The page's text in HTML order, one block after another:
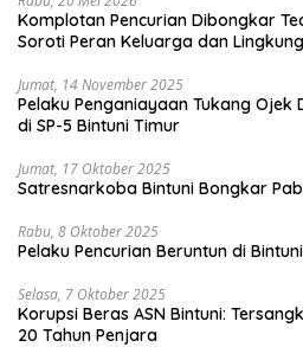
Komplotan Pencurian Dibongkar
Soroti Peran Keluarga dan
Jumat, 14 November 2025
Pelaku Penganiayaan Tukang Ojek
di SP-5 Bintuni Timur
Jumat, 17 Oktober 2025
Satresnarkoba Bintuni Bongkar
Rabu, 8 Oktober 2025
Pelaku Pencurian Beruntun di
Selasa, 7 Oktober 2025
Korupsi Beras ASN Bintuni:
20 Tahun Penjara